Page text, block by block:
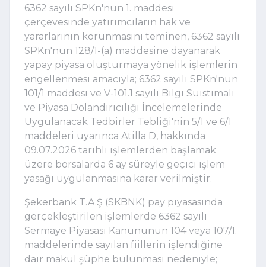
6362 sayılı SPKn'nun 1. maddesi
çerçevesinde yatırımcıların hak ve
yararlarının korunmasını teminen, 6362 sayılı
SPKn'nun 128/1-(a) maddesine dayanarak
yapay piyasa oluşturmaya yönelik işlemlerin
engellenmesi amacıyla; 6362 sayılı SPKn'nun
101/1 maddesi ve V-101.1 sayılı Bilgi Suistimali
ve Piyasa Dolandırıcılığı İncelemelerinde
Uygulanacak Tedbirler Tebliği'nin 5/1 ve 6/1
maddeleri uyarınca Atilla D, hakkında
09.07.2026 tarihli işlemlerden başlamak
üzere borsalarda 6 ay süreyle geçici işlem
yasağı uygulanmasına karar verilmiştir.
Şekerbank T.A.Ş (SKBNK) pay piyasasında
gerçekleştirilen işlemlerde 6362 sayılı
Sermaye Piyasası Kanununun 104 veya 107/1.
maddelerinde sayılan fiillerin işlendiğine
dair makul şüphe bulunması nedeniyle;